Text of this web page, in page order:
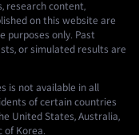
research content,
on this website are
purposes only. Past
or simulated results are
is not available in all
of certain countries
United States, Australia,
of Korea.